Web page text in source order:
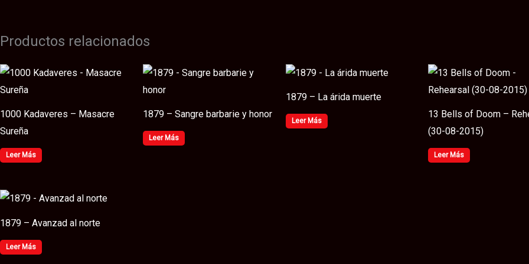
Productos relacionados
1000 Kadaveres – Masacre
Sureña
Leer Más
1879 – Sangre barbarie y honor
Leer Más
1879 – La árida muerte
Leer Más
13 Bells of Doom –
(30​-​08​-​2015)
Leer Más
1879 – Avanzad al norte
Leer Más